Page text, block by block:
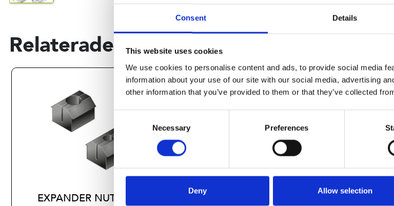
Consent Details
This website uses cookies
We use cookies to personalise content and ads, to provide social media
information about your use of our site with our social media, advertising
other information that you’ve provided to them or that they’ve collected
Selection
Necessary Preferences
Deny Allow selection
Relaterade produkter
EXPANDER NUT M4